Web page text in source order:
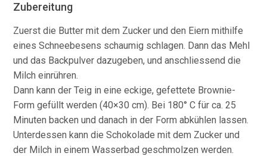
Zubereitung
Zuerst die Butter mit dem Zucker und den Eiern mithilfe
eines Schneebesens schaumig schlagen. Dann das Mehl
und das Backpulver dazugeben, und anschliessend die
Milch einrühren.
Dann kann der Teig in eine eckige, gefettete Brownie-
Form gefüllt werden (40×30 cm). Bei 180° C für ca. 25
Minuten backen und danach in der Form abkühlen lassen.
Unterdessen kann die Schokolade mit dem Zucker und
der Milch in einem Wasserbad geschmolzen werden.